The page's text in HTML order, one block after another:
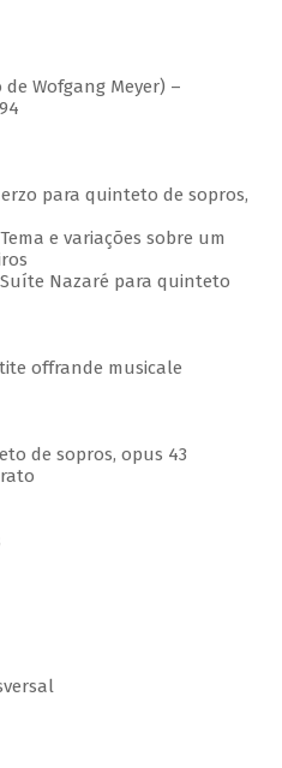
Wofgang Meyer) –
para quinteto de sopros,
e variações sobre um
Nazaré para quinteto
offrande musicale
de sopros, opus 43